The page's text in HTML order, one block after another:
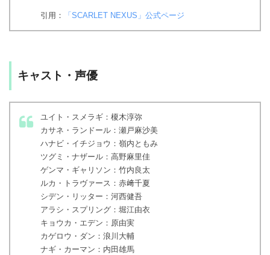
引用： 「SCARLET NEXUS」公式ページ
キャスト・声優
ユイト・スメラギ：榎木淳弥
カサネ・ランドール：瀬戸麻沙美
ハナビ・イチジョウ：嶺内ともみ
ツグミ・ナザール：高野麻里佳
ゲンマ・ギャリソン：竹内良太
ルカ・トラヴァース：赤﨑千夏
シデン・リッター：河西健吾
アラシ・スプリング：堀江由衣
キョウカ・エデン：原由実
カゲロウ・ダン：浪川大輔
ナギ・カーマン：内田雄馬